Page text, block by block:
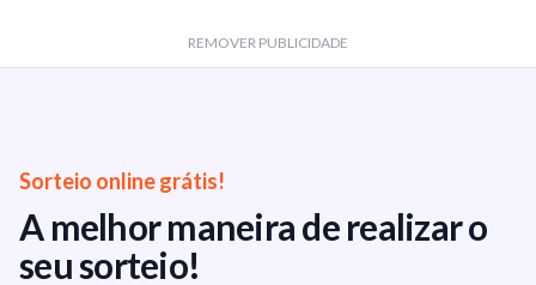
REMOVER PUBLICIDADE
Sorteio online grátis!
A melhor maneira de realizar o
seu sorteio!